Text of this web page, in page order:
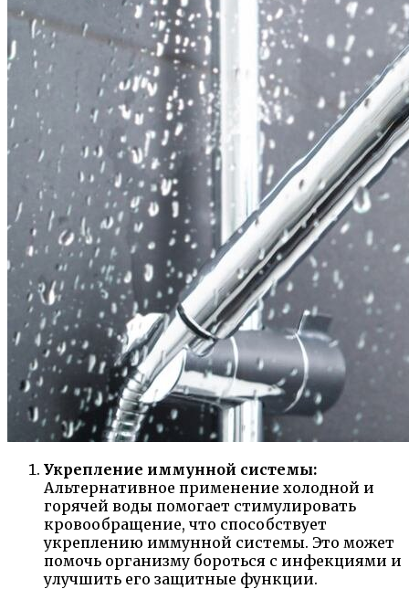
Укрепление иммунной системы:
Альтернативное применение холодной и
горячей воды помогает стимулировать
кровообращение, что способствует
укреплению иммунной системы. Это может
помочь организму бороться с инфекциями и
улучшить его защитные функции.